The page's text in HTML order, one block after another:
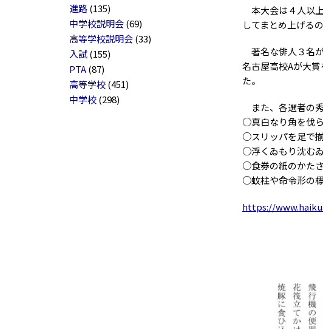
進路(135)
中学校説明会(69)
高等学校説明会(33)
入試(155)
PTA(87)
高等学校(451)
中学校(298)
本大会は４人以
してまとめ上げる
著名な俳人３名
名古屋高校Aが大
た。
また、各選者の
○真白なり角を
○スリッパを足
○浮くゐもり沈
○食券の紙のか
○蚊柱や命令形
https://